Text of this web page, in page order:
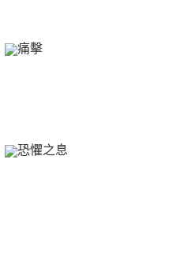
痛擊
恐懼之息